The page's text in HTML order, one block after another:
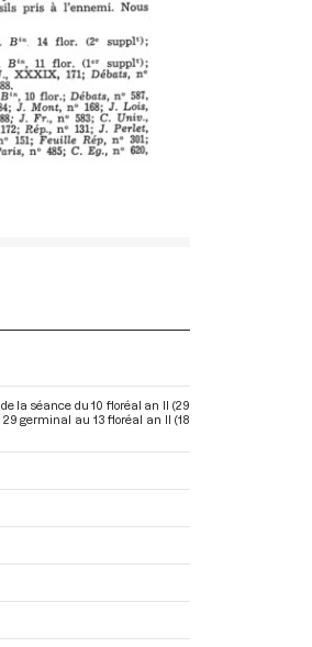
la séance du 10 floréal an II (29
germinal au 13 floréal an II (18